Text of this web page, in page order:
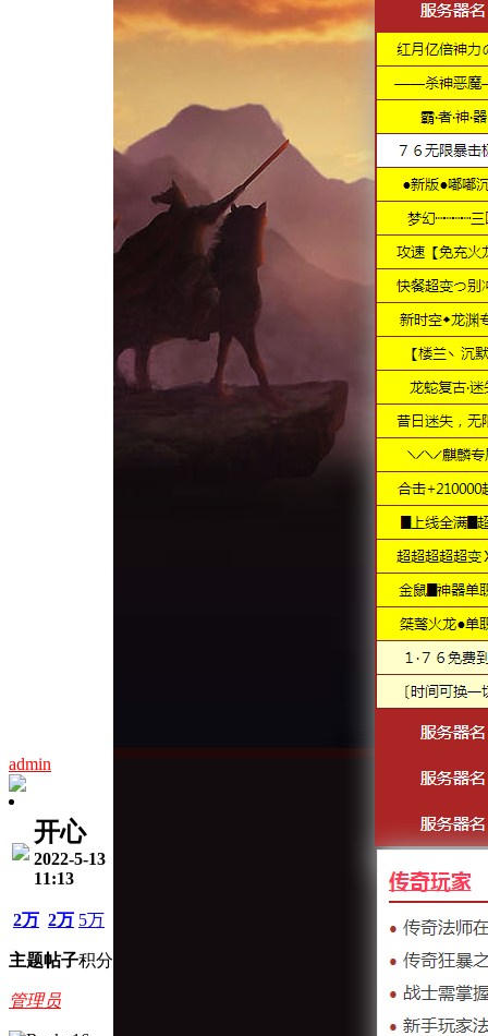
admin
开心
2022-5-13
11:13
2万
主题
2万
帖子
5万
积分
管理员